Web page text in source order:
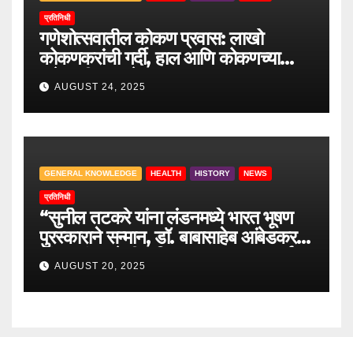
प्रतिनिधी
गणेशोत्सवातील कोकण प्रवास: लाखो
कोकणकरांची गर्दी, हाल आणि कोकणच्या
वाटेवरची आव्हाने
AUGUST 24, 2025
GENERAL KNOWLEDGE HEALTH HISTORY NEWS
प्रतिनिधी
“सुनील तटकरे यांना लंडनमध्ये भारत भूषण
पुरस्काराने सन्मान, डॉ. बाबासाहेब आंबेडकर
यांच्या लंडन येथील निवासस्थानाला भावपूर्ण
भेट”AUGUST 20, 2025